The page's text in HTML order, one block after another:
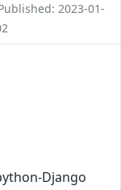
2023-01-
Django